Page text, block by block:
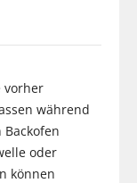
vorher
während
oder
können